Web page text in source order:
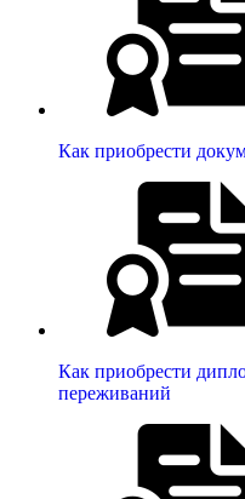
Как приобрести
Как приобрести
переживаний